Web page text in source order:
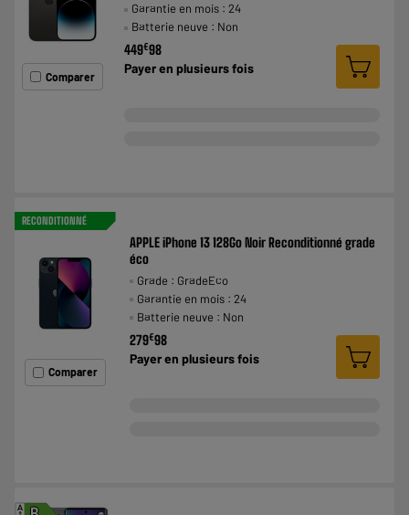
Comparer
Garantie en mois : 24
Batterie neuve : Non
449€98
Payer en plusieurs fois
RECONDITIONNÉ
Comparer
APPLE iPhone 13 128Go Noir Reconditionné grade
éco
Grade : GradeEco
Garantie en mois : 24
Batterie neuve : Non
279€98
Payer en plusieurs fois
A